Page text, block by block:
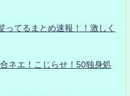
ってるまとめ速報！！激しく
ネエ！こじらせ！50独身処